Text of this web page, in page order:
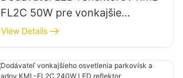
FL2C 50W pre vonkajšie
billboardy a osvetlenie veľkých
reklamných nápisov
View Details